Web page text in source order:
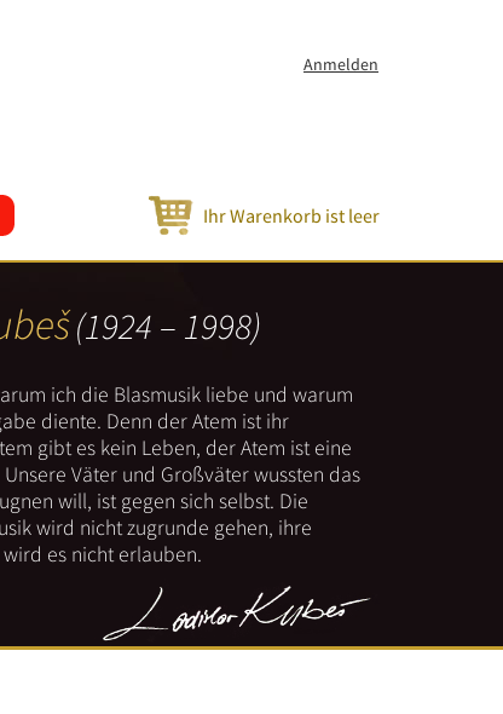
Anmelden
Ihr Warenkorb ist leer
(1924 – 1998)
ich die Blasmusik liebe und warum
diente. Denn der Atem ist ihr
gibt es kein Leben, der Atem ist eine
Väter und Großväter wussten das
will, ist gegen sich selbst. Die
wird nicht zugrunde gehen, ihre
es nicht erlauben.